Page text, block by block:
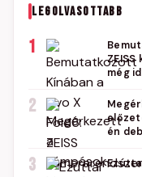
LEGOLVASOTTABB
1
még
2
én
3